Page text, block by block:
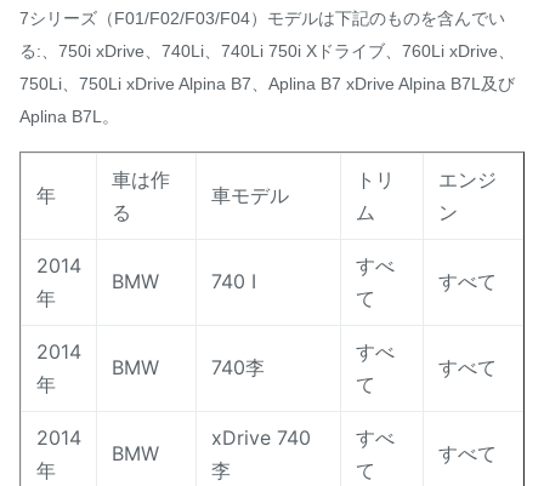
保証
MOQ 1 PC
2-3仕事日
7シリーズ（F01/F02/F03/F04）モデルは下記のものを含んでい
る:、750i xDrive、740Li、740Li 750i Xドライブ、760Li xDrive、
750Li、750Li xDrive Alpina B7、Aplina B7 xDrive Alpina B7L及び
Aplina B7L。
年
車は作
る
車モデル
トリ
ム
エンジ
ン
2014
年
BMW 740 I
すべ
て
すべて
2014
年
BMW 740李
すべ
て
すべて
2014
年
BMW
xDrive 740
李
すべ
て
すべて